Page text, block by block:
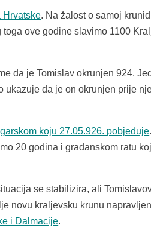
Hrvatske. Na žalost o samoj
ove godine slavimo 1100
da je Tomislav okrunjen 924.
ukazuje da je on okrunjen prije
koju 27.05.926. pobjeđuje.
20 godina i građanskom ratu
se stabilizira, ali
novu kraljevsku krunu
i Dalmacije.